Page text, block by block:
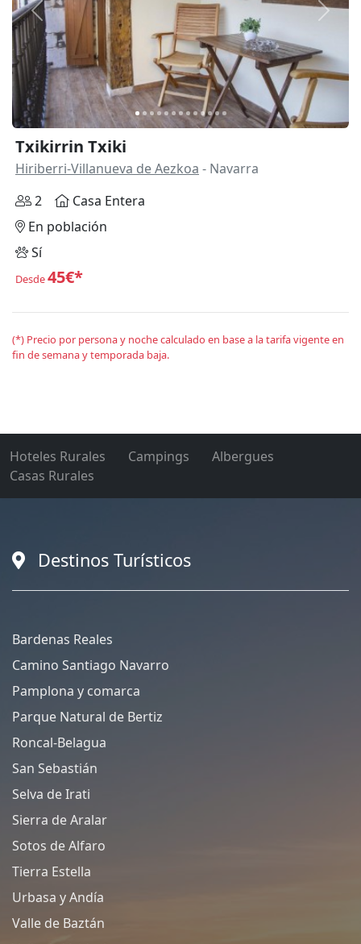
Anterior
Txikirrin Txiki
Hiriberri-Villanueva de Aezkoa - Navarra
2
Casa Entera
En población
Sí
Desde45€*
(*) Precio por persona y noche calculado en base a la tarifa vigente en
fin de semana y temporada baja.
Hoteles Rurales Campings
Albergues
Casas Rurales
Destinos Turísticos
Bardenas Reales
Camino Santiago Navarro
Pamplona y comarca
Parque Natural de Bertiz
Roncal-Belagua
San Sebastián
Selva de Irati
Sierra de Aralar
Sotos de Alfaro
Tierra Estella
Urbasa y Andía
Valle de Baztán